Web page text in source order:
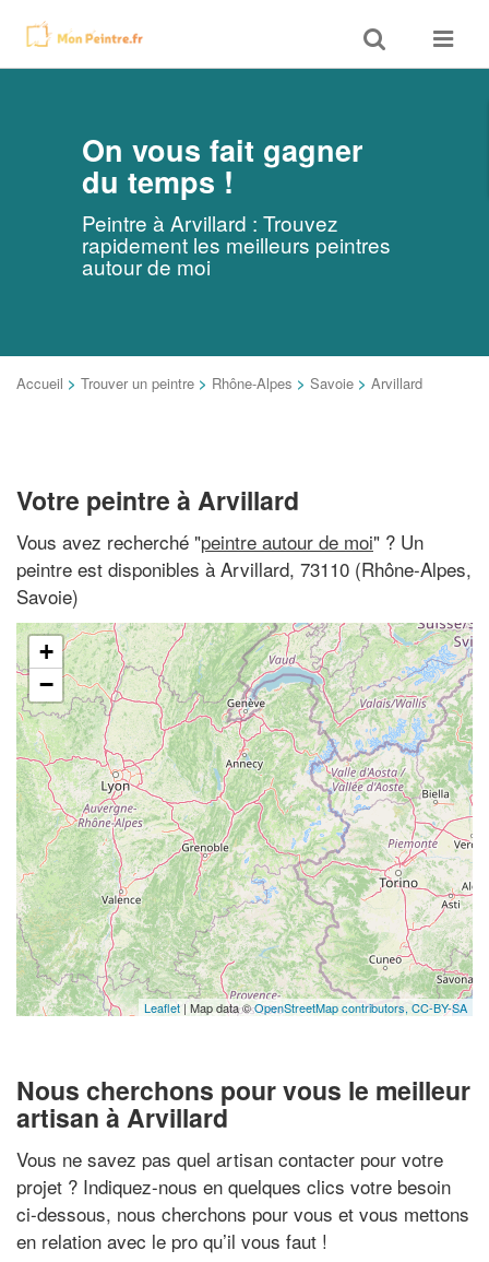
Toggle
search
Toggle
On vous fait gagner
du temps !
Peintre à Arvillard : Trouvez
rapidement les meilleurs peintres
autour de moi
Accueil > Trouver un peintre > Rhône-Alpes > Savoie > Arvillard
Votre peintre à Arvillard
Vous avez recherché "peintre autour de moi" ? Un
peintre est disponibles à Arvillard, 73110 (Rhône-Alpes,
Savoie)
+
−
Leaflet | Map data ©OpenStreetMap contributors, CC-BY-SA
Nous cherchons pour vous le meilleur
artisan à Arvillard
Vous ne savez pas quel artisan contacter pour votre
projet ? Indiquez-nous en quelques clics votre besoin
ci-dessous, nous cherchons pour vous et vous mettons
en relation avec le pro qu’il vous faut !